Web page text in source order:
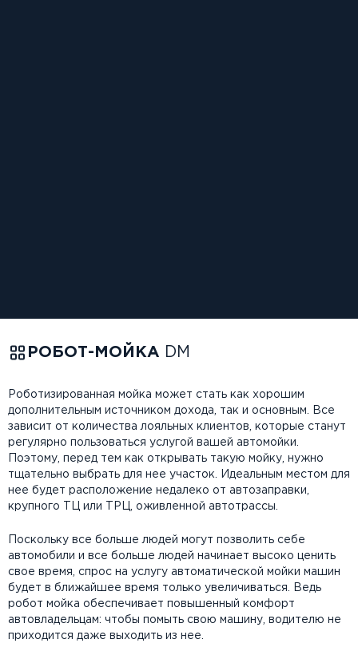
РОБОТ-МОЙКА DM
Роботизированная мойка может стать как хорошим
дополнительным источником дохода, так и основным. Все
зависит от количества лояльных клиентов, которые станут
регулярно пользоваться услугой вашей автомойки.
Поэтому, перед тем как открывать такую мойку, нужно
тщательно выбрать для нее участок. Идеальным местом для
нее будет расположение недалеко от автозаправки,
крупного ТЦ или ТРЦ, оживленной автотрассы.
Поскольку все больше людей могут позволить себе
автомобили и все больше людей начинает высоко ценить
свое время, спрос на услугу автоматической мойки машин
будет в ближайшее время только увеличиваться. Ведь
робот мойка обеспечивает повышенный комфорт
автовладельцам: чтобы помыть свою машину, водителю не
приходится даже выходить из нее.